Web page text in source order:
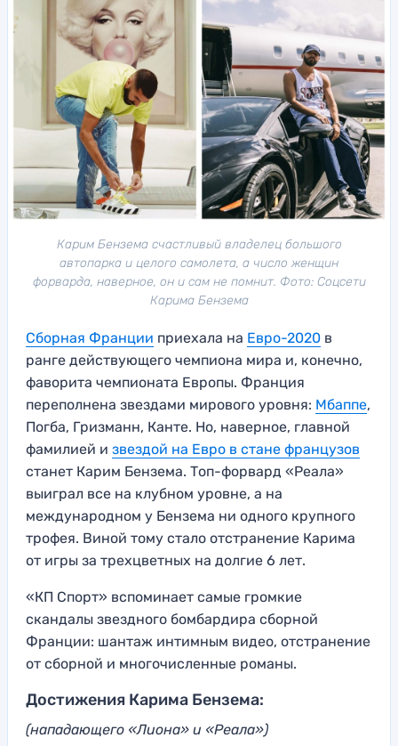
Карим Бензема счастливый владелец большого
автопарка и целого самолета, а число женщин
форварда, наверное, он и сам не помнит. Фото: Соцсети
Карима Бензема
Сборная Франции приехала на Евро-2020 в
ранге действующего чемпиона мира и, конечно,
фаворита чемпионата Европы. Франция
переполнена звездами мирового уровня: Мбаппе,
Погба, Гризманн, Канте. Но, наверное, главной
фамилией и звездой на Евро в стане французов
станет Карим Бензема. Топ-форвард «Реала»
выиграл все на клубном уровне, а на
международном у Бензема ни одного крупного
трофея. Виной тому стало отстранение Карима
от игры за трехцветных на долгие 6 лет.
«КП Спорт» вспоминает самые громкие
скандалы звездного бомбардира сборной
Франции: шантаж интимным видео, отстранение
от сборной и многочисленные романы.
Достижения Карима Бензема:
(нападающего «Лиона» и «Реала»)